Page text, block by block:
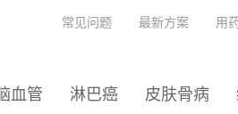
血管 淋巴癌 皮肤骨病
常见问题 最新方案 用